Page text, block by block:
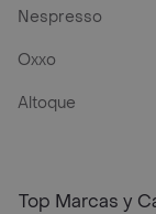
Nespresso
Oxxo
Altoque
Top Marcas y